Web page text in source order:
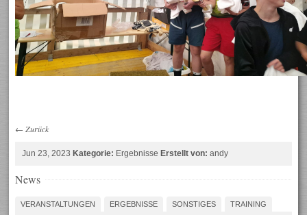
← Zurück
Jun 23, 2023Kategorie: ErgebnisseErstellt von: andy
News
VERANSTALTUNGEN ERGEBNISSE SONSTIGES TRAINING